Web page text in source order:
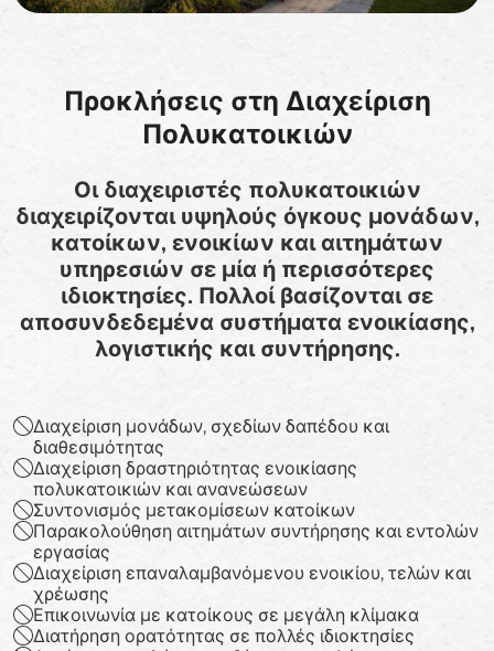
Προκλήσεις στη Διαχείριση
Πολυκατοικιών
Οι διαχειριστές πολυκατοικιών
διαχειρίζονται υψηλούς όγκους μονάδων,
κατοίκων, ενοικίων και αιτημάτων
υπηρεσιών σε μία ή περισσότερες
ιδιοκτησίες. Πολλοί βασίζονται σε
αποσυνδεδεμένα συστήματα ενοικίασης,
λογιστικής και συντήρησης.
Διαχείριση μονάδων, σχεδίων δαπέδου και
διαθεσιμότητας
Διαχείριση δραστηριότητας ενοικίασης
πολυκατοικιών και ανανεώσεων
Συντονισμός μετακομίσεων κατοίκων
Παρακολούθηση αιτημάτων συντήρησης και εντολών
εργασίας
Διαχείριση επαναλαμβανόμενου ενοικίου, τελών και
χρέωσης
Επικοινωνία με κατοίκους σε μεγάλη κλίμακα
Διατήρηση ορατότητας σε πολλές ιδιοκτησίες